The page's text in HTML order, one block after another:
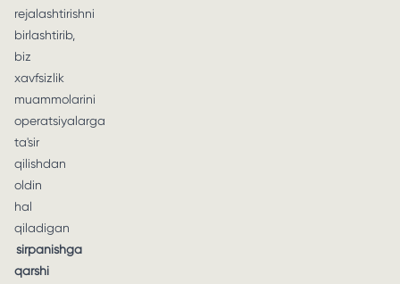
rejalashtirishni
birlashtirib,
biz
xavfsizlik
muammolarini
operatsiyalarga
ta'sir
qilishdan
oldin
hal
qiladigan
sirpanishga
qarshi